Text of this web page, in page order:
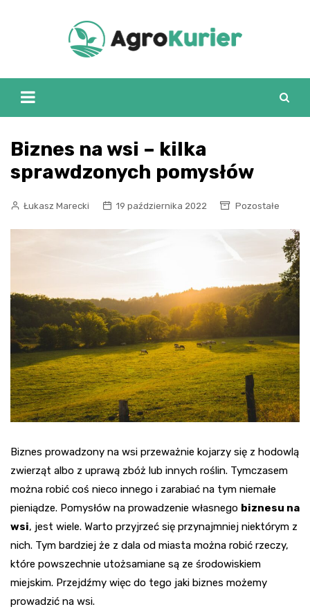
Biznes na wsi – kilka
sprawdzonych pomysłów
Łukasz Marecki 19 października 2022 Pozostałe
Biznes prowadzony na wsi przeważnie kojarzy się z hodowlą
zwierząt albo z uprawą zbóż lub innych roślin. Tymczasem
można robić coś nieco innego i zarabiać na tym niemałe
pieniądze. Pomysłów na prowadzenie własnego biznesu na
wsi, jest wiele. Warto przyjrzeć się przynajmniej niektórym z
nich. Tym bardziej że z dala od miasta można robić rzeczy,
które powszechnie utożsamiane są ze środowiskiem
miejskim. Przejdźmy więc do tego jaki biznes możemy
prowadzić na wsi.